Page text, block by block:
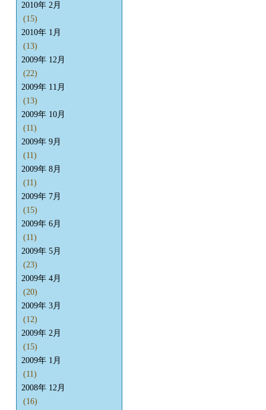
2010年 2月
(15)
2010年 1月
(13)
2009年 12月
(22)
2009年 11月
(13)
2009年 10月
(11)
2009年 9月
(11)
2009年 8月
(11)
2009年 7月
(15)
2009年 6月
(11)
2009年 5月
(23)
2009年 4月
(20)
2009年 3月
(12)
2009年 2月
(15)
2009年 1月
(11)
2008年 12月
(16)